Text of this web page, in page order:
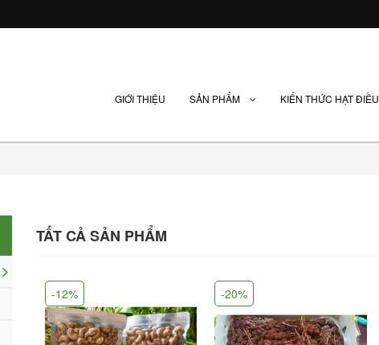
GIỚI THIỆU SẢN PHẨM KIẾN THỨC HẠT ĐIỀU
TẤT CẢ SẢN PHẨM
-12% -20%